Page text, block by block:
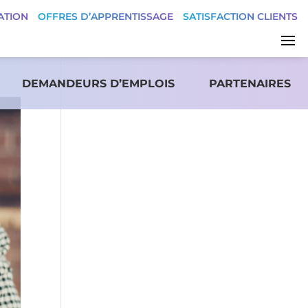
OFFRES D’APPRENTISSAGE SATISFACTION CLIENTS
DEMANDEURS D’EMPLOIS PARTENAIRES